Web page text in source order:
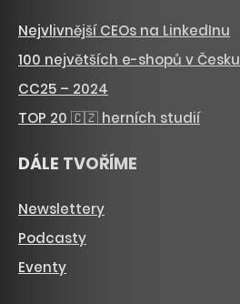
Nejvlivnější CEOs na LinkedInu
100 největších e-shopů v Česku
CC25 – 2024
TOP 20 🇨🇿 herních studií
DÁLE TVOŘÍME
Newslettery
Podcasty
Eventy